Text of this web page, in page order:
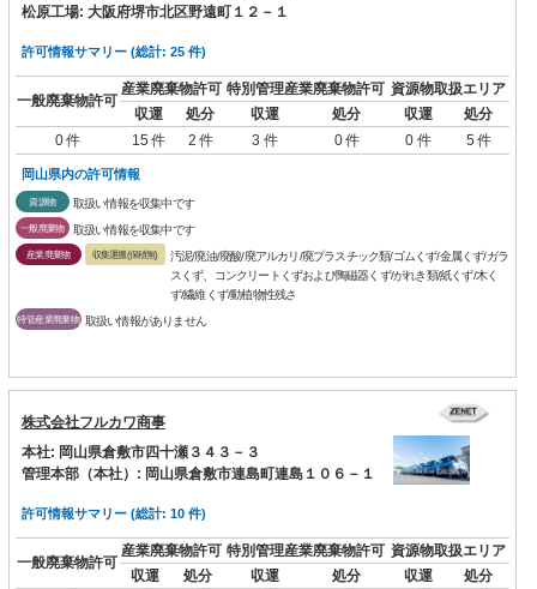
松原工場: 大阪府堺市北区野遠町１２－１
許可情報サマリー (総計: 25 件)
一般廃棄物許可
産業廃棄物許可 特別管理産業廃棄物許可 資源物取扱エリア
収運
処分 収運 処分 収運
処分
0 件
15 件 2 件 3 件 0 件 0 件 5 件
岡山県内の許可情報
資源物 取扱い情報を収集中です
一般廃棄物 取扱い情報を収集中です
産業廃棄物 収集運搬(保積無)
汚泥/廃油/廃酸/廃アルカリ/廃プラスチック類/ゴムくず/金属くず/ガラ
スくず、コンクリートくずおよび陶磁器くず/がれき類/紙くず/木く
ず/繊維くず/動植物性残さ
特管産業廃棄物 取扱い情報がありません
株式会社フルカワ商事
本社: 岡山県倉敷市四十瀬３４３－３
管理本部（本社）: 岡山県倉敷市連島町連島１０６－１
許可情報サマリー (総計: 10 件)
一般廃棄物許可
産業廃棄物許可 特別管理産業廃棄物許可 資源物取扱エリア
収運
処分 収運 処分 収運
処分